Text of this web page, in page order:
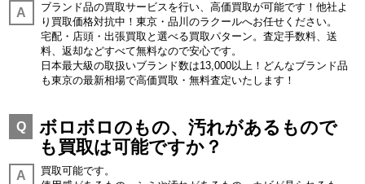
A
ブランド品の買取サービスを行い、高価買取が可能です！他社よ
り買取価格対抗中！東京・品川のラクールへお任せください。
宅配・店頭・出張買取と選べる買取パターン。査定手数料、送
料、返却などすべて無料なので安心です。
日本最大級の取扱いブランド数は13,000以上！どんなブランド品
も東京の最新相場で高価買取・無料査定いたします！
Q
ボロボロのもの、汚れがあるもので
も買取は可能ですか？
A
買取可能です。